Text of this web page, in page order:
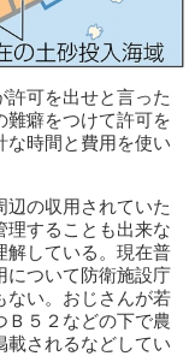
許可を出せと言った
難癖をつけて許可を
時間と費用を使い
辺の収用されていた
理することも出来な
解している。現在普
ついて防衛施設庁
ない。おじさんが若
５２などの下で農
載されるなどしてい